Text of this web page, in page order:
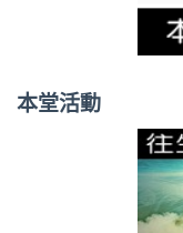
本堂活動